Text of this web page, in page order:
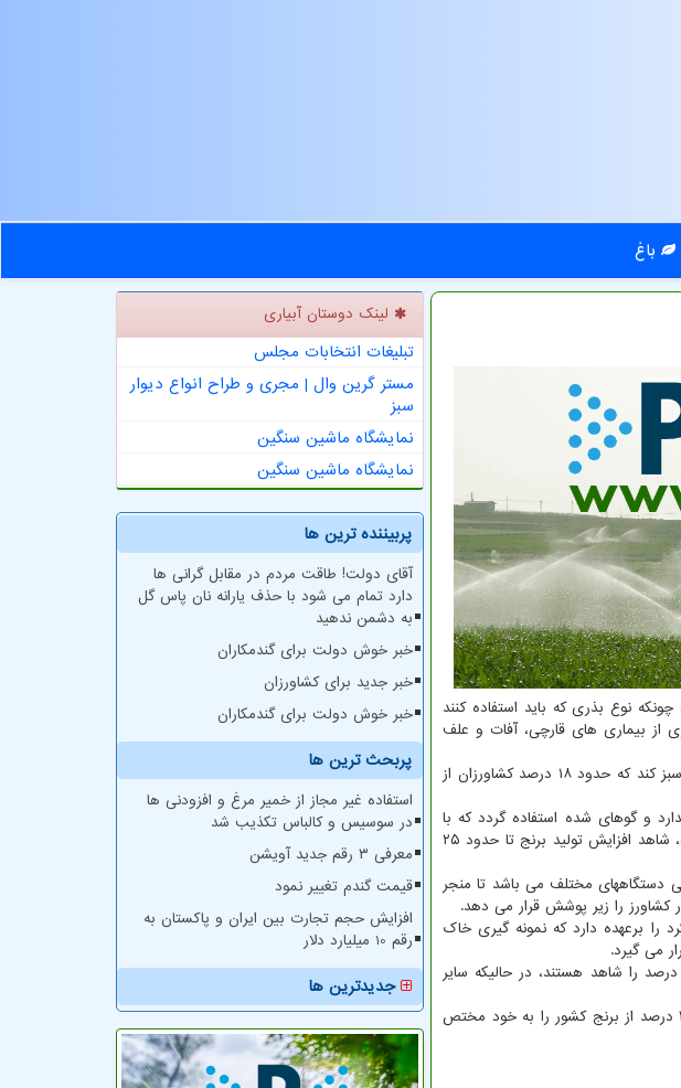
باغ
نوع بذری که باید استفاده کنند
از بیماری های قارچی، آفات و علف
حسینی همینطور عنوان کرد: حدود ۸۰ درصد از بذری که توسط شالیکاران استفاده می شود باید تولید گیاهچه سبز کند که حدود ۱۸ درصد کشاورزان از
و گوهای شده استفاده گردد که با
انجام این طرح که توسط موسسه تحقیات برنج، جهاد کشاورزی و سپاه قدس گیلان از سه سال قبل شروع شده، شاهد افزایش تولید برنج تا حدود ۲۵
دستگاههای مختلف می باشد تا منجر
برعهده دارد که نمونه گیری خاک
می گیرد.
وی خاطرنشان کرد: خوشبختانه در این طرح کشاورزان با میانگین افزایش محصول خود از هشت تا حدود ۲۵ درصد را شاهد هستند، در حالیکه سایر
استان گیلان با داشتن حدود ۲۳۸ هزار هکتار مزارع برنج، ۳۵ درصد از اراضی این محصول راهبردی و تولید ۳۰ درصد از برنج کشور را به خود مختص
لینک دوستان آبیاری
تبلیغات انتخابات مجلس
مستر گرین وال | مجری و طراح انواع دیوار
سبز
نمایشگاه ماشین سنگین
نمایشگاه ماشین سنگین
پربیننده ترین ها
آقای دولت! طاقت مردم در مقابل گرانی ها
دارد تمام می شود با حذف یارانه نان پاس گل
به دشمن ندهید
خبر خوش دولت برای گندمکاران
خبر جدید برای کشاورزان
خبر خوش دولت برای گندمکاران
پربحث ترین ها
استفاده غیر مجاز از خمیر مرغ و افزودنی ها
در سوسیس و کالباس تکذیب شد
معرفی ۳ رقم جدید آویشن
قیمت گندم تغییر نمود
افزایش حجم تجارت بین ایران و پاکستان به
رقم 10 میلیارد دلار
جدیدترین ها